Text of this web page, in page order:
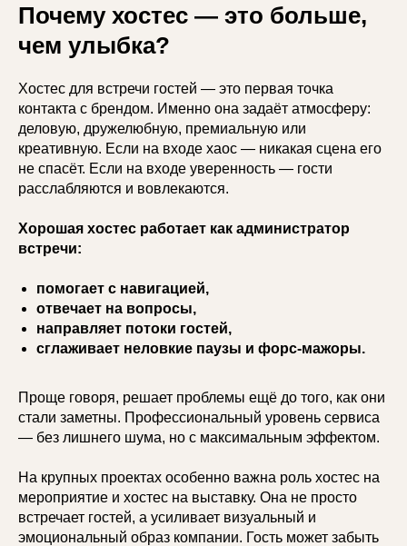
Почему хостес — это больше,
чем улыбка?
Хостес для встречи гостей — это первая точка
контакта с брендом. Именно она задаёт атмосферу:
деловую, дружелюбную, премиальную или
креативную. Если на входе хаос — никакая сцена его
не спасёт. Если на входе уверенность — гости
расслабляются и вовлекаются.
Хорошая хостес работает как администратор
встречи:
помогает с навигацией,
отвечает на вопросы,
направляет потоки гостей,
сглаживает неловкие паузы и форс-мажоры.
Проще говоря, решает проблемы ещё до того, как они
стали заметны. Профессиональный уровень сервиса
— без лишнего шума, но с максимальным эффектом.
На крупных проектах особенно важна роль хостес на
мероприятие и хостес на выставку. Она не просто
встречает гостей, а усиливает визуальный и
эмоциональный образ компании. Гость может забыть